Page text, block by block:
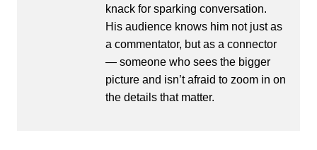
knack for sparking conversation.
His audience knows him not just as
a commentator, but as a connector
— someone who sees the bigger
picture and isn’t afraid to zoom in on
the details that matter.